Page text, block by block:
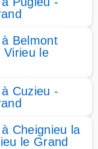
Belmont
Virieu le
Cuzieu -
Cheignieu la
le Grand